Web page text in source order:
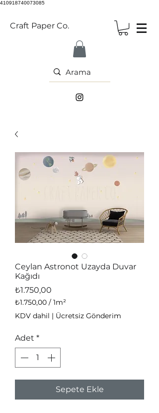
410918740073085
Craft Paper Co.
Ceylan Astronot Uzayda Duvar
Kağıdı
₺1.750,00
₺1.750,00 / 1m²
1
Metrekare
₺1.750,00
KDV dahil | Ücretsiz Gönderim
Adet *
Sepete Ekle